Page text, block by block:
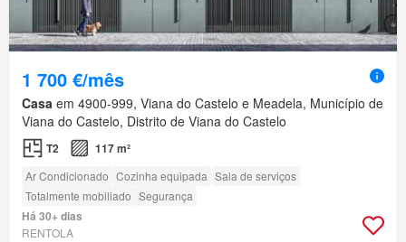
1 700 €/mês
Casa em 4900-999, Viana do Castelo e Meadela, Município de
Viana do Castelo, Distrito de Viana do Castelo
T2 117 m²
Ar Condicionado Cozinha equipada Sala de serviços
Totalmente mobiliado Segurança
Há 30+ dias
RENTOLA